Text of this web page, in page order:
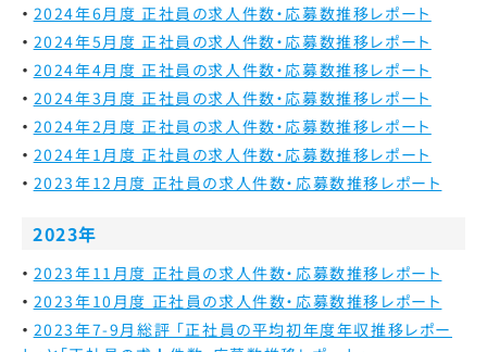
2024年6月度 正社員の求人件数・応募数推移レポート
2024年5月度 正社員の求人件数・応募数推移レポート
2024年4月度 正社員の求人件数・応募数推移レポート
2024年3月度 正社員の求人件数・応募数推移レポート
2024年2月度 正社員の求人件数・応募数推移レポート
2024年1月度 正社員の求人件数・応募数推移レポート
2023年12月度 正社員の求人件数・応募数推移レポート
2023年
2023年11月度 正社員の求人件数・応募数推移レポート
2023年10月度 正社員の求人件数・応募数推移レポート
2023年7-9月総評 「正社員の平均初年度年収推移レポー